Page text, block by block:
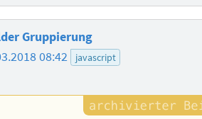
Gruppierung
08:42 javascript